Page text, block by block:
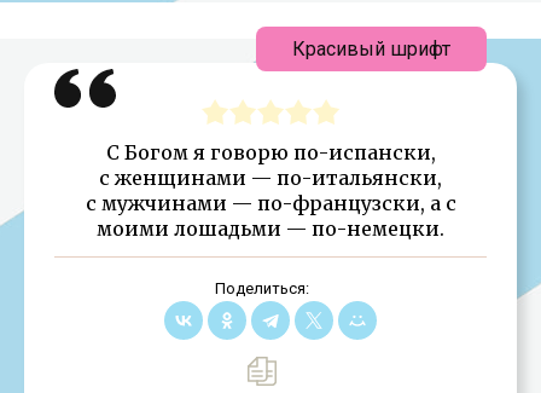
С Богом я говорю по-испански,
с женщинами — по-итальянски,
с мужчинами — по-французски, а с
моими лошадьми — по-немецки.
Поделиться:
Красивый шрифт